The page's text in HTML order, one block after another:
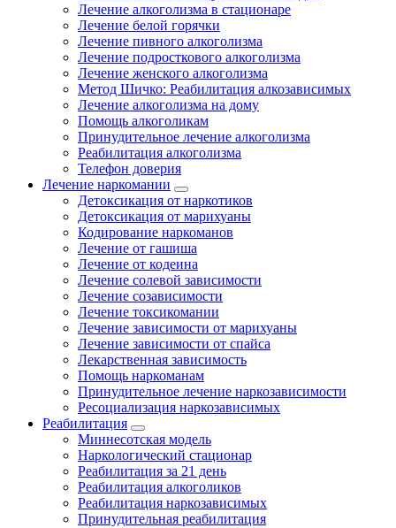
Лечение алкоголизма в стационаре
Лечение белой горячки
Лечение пивного алкоголизма
Лечение подросткового алкоголизма
Лечение женского алкоголизма
Метод Шичко: Реабилитация алкозависимых
Лечение алкоголизма на дому
Помощь алкоголикам
Принудительное лечение алкоголизма
Реабилитация алкоголизма
Телефон доверия
Лечение наркомании
Детоксикация от наркотиков
Детоксикация от марихуаны
Кодирование наркоманов
Лечение от гашиша
Лечение от кодеина
Лечение солевой зависимости
Лечение созависимости
Лечение токсикомании
Лечение зависимости от марихуаны
Лечение зависимости от спайса
Лекарственная зависимость
Помощь наркоманам
Принудительное лечение наркозависимости
Ресоциализация наркозависимых
Реабилитация
Миннесотская модель
Наркологический стационар
Реабилитация за 21 день
Реабилитация алкоголиков
Реабилитация наркозависимых
Принудительная реабилитация